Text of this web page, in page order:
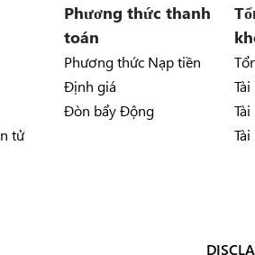
tử
Phương thức thanh
toán
Phương thức Nạp tiền
Định giá
Đòn bẩy Động